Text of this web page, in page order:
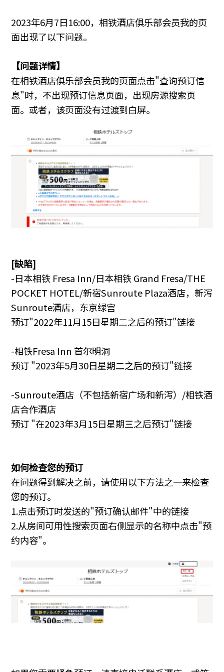
2023年6月7日16:00，相铁酒店俱乐部会员我的页
面出现了以下问题。
【问题详情】
在相铁酒店俱乐部会员我的页面点击"查询预订信
息"时，不出现预订信息页面，出现房源搜索页
面。或者，该页面没有过渡到白屏。
[缺陷]
-日本相铁 Fresa Inn/日本相铁 Grand Fresa/THE
POCKET HOTEL/新宿Sunroute Plaza酒店，新泻
Sunroute酒店，东京绿宫
预订"2022年11月15日星期二之后的预订"链接
-相铁Fresa Inn 首尔明洞
预订 "2023年5月30日星期二之后的预订"链接
-Sunroute酒店（不包括新宿广场和新泻）/相铁酒
店合作酒店
预订 "在2023年3月15日星期三之后预订"链接
如何检查您的预订
在问题得到解决之前，请使用以下方法之一来检查
您的预订。
1.点击预订时发送的"预订确认邮件"中的链接
2.从房间可用性搜索页面右侧显示的名称中点击"预
约内容"。